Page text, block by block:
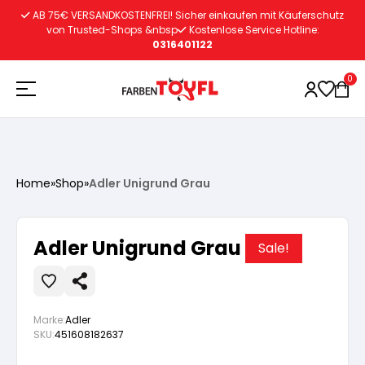
Vorbereitung
Wasserlösliche Grundierung
Lösemittelhältige Grundierung
Lacke
Vorbereitung
Wasserlösliche Grundierung
Autoreparatur
Vorbereitung
Innenfarben
AB 75€ VERSANDKOSTENFREI! Sicher einkaufen mit Käuferschutz
von Trusted-Shops &nbsp
Kostenlose Service Hotline:
0316401122
0
Home»Shop»Adler Unigrund Grau
Adler Unigrund Grau Sale!
Marke:Adler
SKU:451608182637